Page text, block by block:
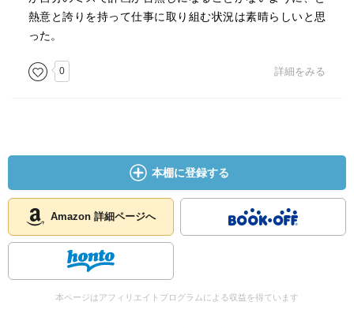
熱意と誇りを持って仕事に取り組む状況は素晴らしいと思
った。
0 詳細をみる
本棚に登録する
Amazon 詳細ページへ
本ページはアフィリエイトプログラムによる収益を得ています